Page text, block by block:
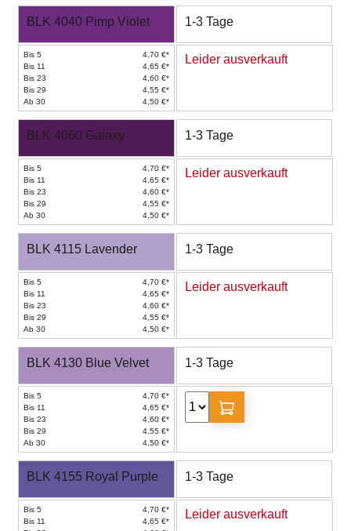
BLK 4040 Pimp Violet 1-3 Tage
Bis 5
4,70 €*
Bis 11
4,65 €*
Bis 23
4,60 €*
Bis 29
4,55 €*
Ab 30
4,50 €*
Leider ausverkauft
BLK 4060 Galaxy 1-3 Tage
Bis 5
4,70 €*
Bis 11
4,65 €*
Bis 23
4,60 €*
Bis 29
4,55 €*
Ab 30
4,50 €*
Leider ausverkauft
BLK 4115 Lavender 1-3 Tage
Bis 5
4,70 €*
Bis 11
4,65 €*
Bis 23
4,60 €*
Bis 29
4,55 €*
Ab 30
4,50 €*
Leider ausverkauft
BLK 4130 Blue Velvet 1-3 Tage
Bis 5
4,70 €*
Bis 11
4,65 €*
Bis 23
4,60 €*
Bis 29
4,55 €*
Ab 30
4,50 €*
BLK 4155 Royal Purple 1-3 Tage
Bis 5
4,70 €*
Bis 11
4,65 €*
Leider ausverkauft